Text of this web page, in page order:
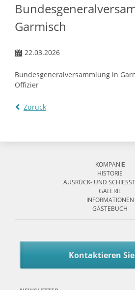
Garmisch
22.03.2026
Bundesgeneralversammlung in
Offizier
Zurück
Navigation
KOMPANIE
HISTORIE
AUSRÜCK- UND
GALERIE
INFORMATIONEN
GÄSTEBUCH
Kontaktieren